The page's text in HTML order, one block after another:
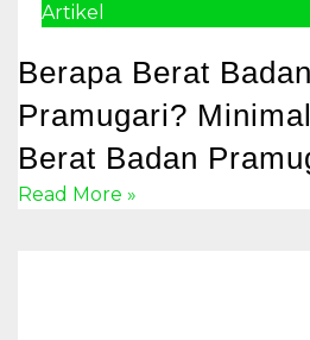
Artikel
Berapa Berat
Pramugari?
Berat Badan
Read More »